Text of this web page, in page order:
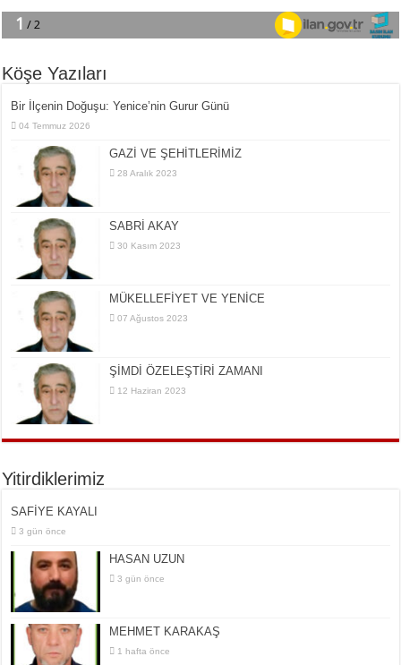
Köşe Yazıları
Bir İlçe­nin Do­ğu­şu: Ye­ni­ce’nin Gurur Günü
04 Temmuz 2026
GAZİ VE ŞEHİTLERİMİZ
28 Aralık 2023
SABRİ AKAY
30 Kasım 2023
MÜKELLEFİYET VE YENİCE
07 Ağustos 2023
ŞİMDİ ÖZELEŞTİRİ ZAMANI
12 Haziran 2023
Yitirdiklerimiz
SAFİYE KAYALI
3 gün önce
HASAN UZUN
3 gün önce
MEHMET KARAKAŞ
1 hafta önce